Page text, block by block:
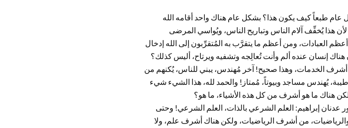
طبعاً كيف يكون هذا؟ بشكل عام هناك واحد أقامه الله
هذا يُخفِّف آلام الناس وتباريح الناس، ويُواسي المرضى
العبادات، ومن أعظم ما يتقرَّب به المُتقرِّبون إلى الله إدخال
إنسان عنده ألم وأنت تُعالِجه وتشفيه ويرتاح، أليس كذلك؟
الخدمات، وهذا صحيح! آخر مُهندس، يبني للناس، يُكنهم من
يُهندس مساجد وبيوتاً، مُمتاز! والحمد لله، هذا الشيء شيء
هناك ما هو أشرف من كل هذه الأشياء، ما هو؟
عدنان إبراهيم: العلم الشرعي بالذات، العلم الشرعي! وحتى
والرياضيات، من أشرف الرياضيات، ولكن هناك أشرف علم، ولا